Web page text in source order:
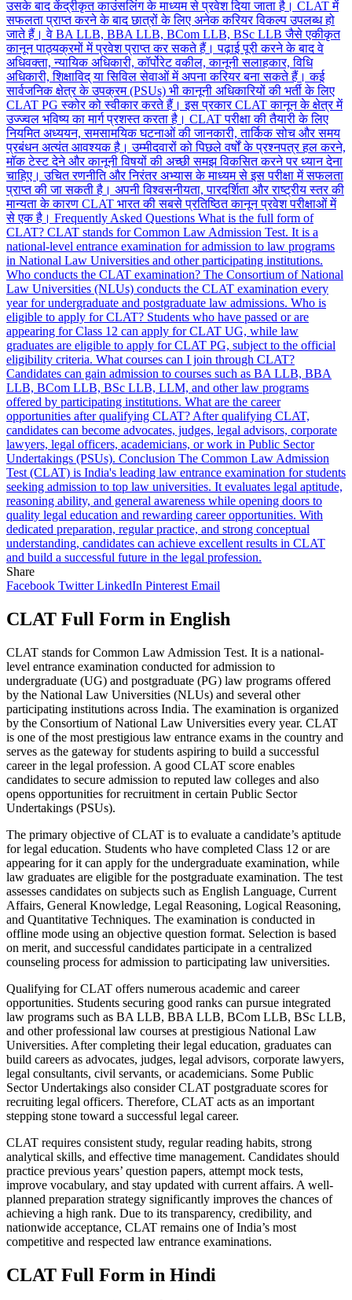
Share
Facebook Twitter LinkedIn Pinterest Email
CLAT Full Form in English
CLAT stands for Common Law Admission Test. It is a national-
level entrance examination conducted for admission to
undergraduate (UG) and postgraduate (PG) law programs offered
by the National Law Universities (NLUs) and several other
participating institutions across India. The examination is organized
by the Consortium of National Law Universities every year. CLAT
is one of the most prestigious law entrance exams in the country and
serves as the gateway for students aspiring to build a successful
career in the legal profession. A good CLAT score enables
candidates to secure admission to reputed law colleges and also
opens opportunities for recruitment in certain Public Sector
Undertakings (PSUs).
The primary objective of CLAT is to evaluate a candidate’s aptitude
for legal education. Students who have completed Class 12 or are
appearing for it can apply for the undergraduate examination, while
law graduates are eligible for the postgraduate examination. The test
assesses candidates on subjects such as English Language, Current
Affairs, General Knowledge, Legal Reasoning, Logical Reasoning,
and Quantitative Techniques. The examination is conducted in
offline mode using an objective question format. Selection is based
on merit, and successful candidates participate in a centralized
counseling process for admission to participating law universities.
Qualifying for CLAT offers numerous academic and career
opportunities. Students securing good ranks can pursue integrated
law programs such as BA LLB, BBA LLB, BCom LLB, BSc LLB,
and other professional law courses at prestigious National Law
Universities. After completing their legal education, graduates can
build careers as advocates, judges, legal advisors, corporate lawyers,
legal consultants, civil servants, or academicians. Some Public
Sector Undertakings also consider CLAT postgraduate scores for
recruiting legal officers. Therefore, CLAT acts as an important
stepping stone toward a successful legal career.
CLAT requires consistent study, regular reading habits, strong
analytical skills, and effective time management. Candidates should
practice previous years’ question papers, attempt mock tests,
improve vocabulary, and stay updated with current affairs. A well-
planned preparation strategy significantly improves the chances of
achieving a high rank. Due to its transparency, credibility, and
nationwide acceptance, CLAT remains one of India’s most
competitive and respected law entrance examinations.
CLAT Full Form in Hindi